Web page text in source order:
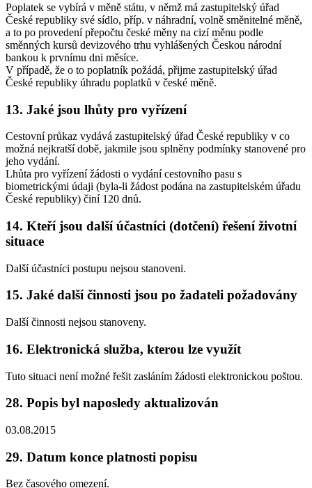
Poplatek se vybírá v měně státu, v němž má zastupitelský úřad
České republiky své sídlo, příp. v náhradní, volně směnitelné měně,
a to po provedení přepočtu české měny na cizí měnu podle
směnných kursů devizového trhu vyhlášených Českou národní
bankou k prvnímu dni měsíce.
V případě, že o to poplatník požádá, přijme zastupitelský úřad
České republiky úhradu poplatků v české měně.
13. Jaké jsou lhůty pro vyřízení
Cestovní průkaz vydává zastupitelský úřad České republiky v co
možná nejkratší době, jakmile jsou splněny podmínky stanovené pro
jeho vydání.
Lhůta pro vyřízení žádosti o vydání cestovního pasu s
biometrickými údaji (byla-li žádost podána na zastupitelském úřadu
České republiky) činí 120 dnů.
14. Kteří jsou další účastníci (dotčení) řešení životní
situace
Další účastníci postupu nejsou stanoveni.
15. Jaké další činnosti jsou po žadateli požadovány
Další činnosti nejsou stanoveny.
16. Elektronická služba, kterou lze využít
Tuto situaci není možné řešit zasláním žádosti elektronickou poštou.
28. Popis byl naposledy aktualizován
03.08.2015
29. Datum konce platnosti popisu
Bez časového omezení.